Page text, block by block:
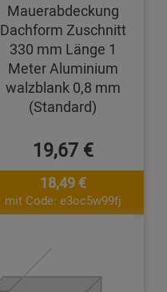
Mauerabdeckung
Dachform Zuschnitt
330 mm Länge 1
Meter Aluminium
walzblank 0,8 mm
(Standard)
19,67 €
18,49 €
mit Code: e3oc5w99fj